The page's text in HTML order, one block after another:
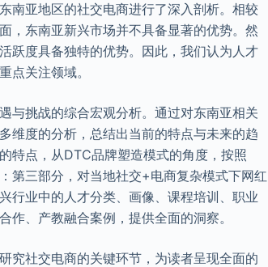
亚地区的社交电商进行了深入剖析。相较
，东南亚新兴市场并不具备显著的优势。然
跃度具备独特的优势。因此，我们认为人才
点关注领域。
与挑战的综合宏观分析。通过对东南亚相关
维度的分析，总结出当前的特点与未来的趋
特点，从DTC品牌塑造模式的角度，按照
第三部分，对当地社交+电商复杂模式下网红
行业中的人才分类、画像、课程培训、职业
、产教融合案例，提供全面的洞察。
究社交电商的关键环节，为读者呈现全面的